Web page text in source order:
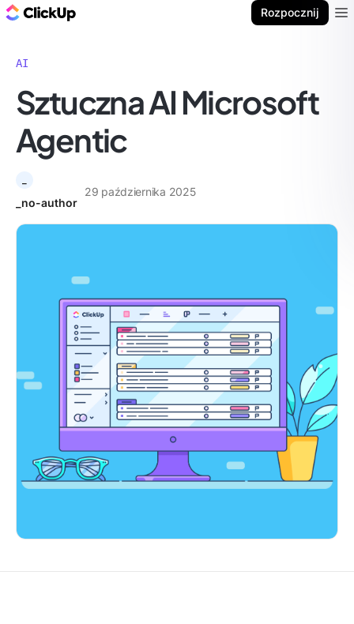
Rozpocznij
AI
Sztuczna AI Microsoft
Agentic
_no-author
29 października 2025